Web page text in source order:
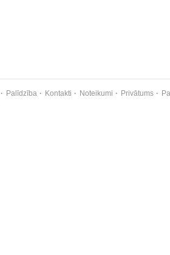
Palīdzība Kontakti Noteikumi Privātums